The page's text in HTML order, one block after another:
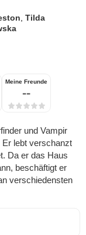
,Tilda
Meine Freunde
--
und Vampir
Er lebt verschanzt
Da er das Haus
beschäftigt er
verschiedensten